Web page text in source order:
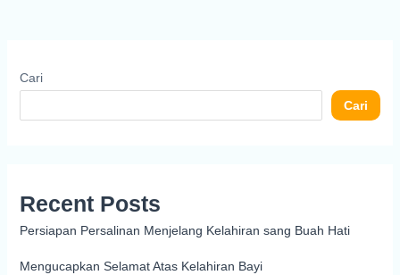
Cari
Cari
Recent Posts
Persiapan Persalinan Menjelang Kelahiran sang Buah Hati
Mengucapkan Selamat Atas Kelahiran Bayi